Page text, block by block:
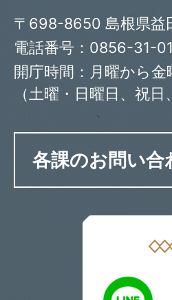
〒698-8650 島根県益
電話番号：0856-31-
開庁時間：月曜から
（土曜・日曜日、祝
各課のお問い合
LINE